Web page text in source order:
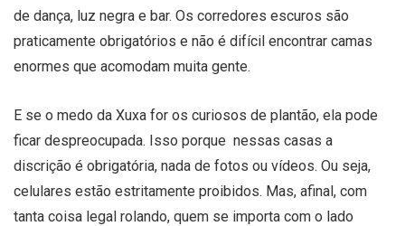
de dança, luz negra e bar. Os corredores escuros são
praticamente obrigatórios e não é difícil encontrar camas
enormes que acomodam muita gente.
E se o medo da Xuxa for os curiosos de plantão, ela pode
ficar despreocupada. Isso porque nessas casas a
discrição é obrigatória, nada de fotos ou vídeos. Ou seja,
celulares estão estritamente proibidos. Mas, afinal, com
tanta coisa legal rolando, quem se importa com o lado